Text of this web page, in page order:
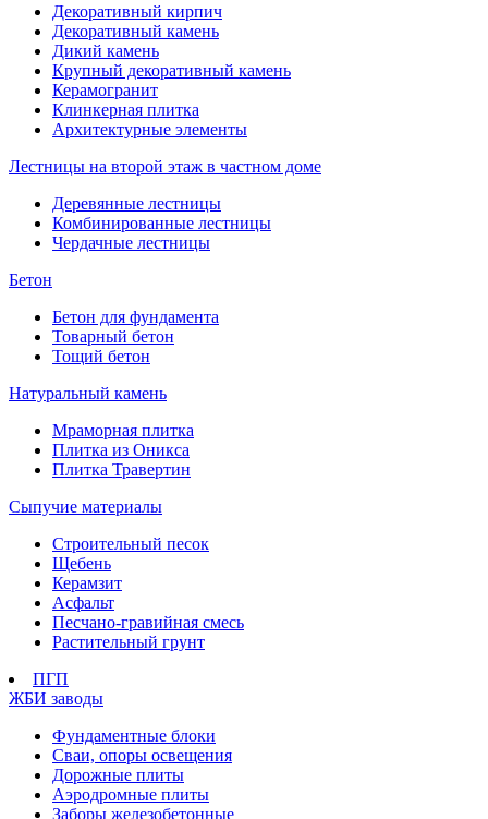
Декоративный кирпич
Декоративный камень
Дикий камень
Крупный декоративный камень
Керамогранит
Клинкерная плитка
Архитектурные элементы
Лестницы на второй этаж в частном доме
Деревянные лестницы
Комбинированные лестницы
Чердачные лестницы
Бетон
Бетон для фундамента
Товарный бетон
Тощий бетон
Натуральный камень
Мраморная плитка
Плитка из Оникса
Плитка Травертин
Сыпучие материалы
Строительный песок
Щебень
Керамзит
Асфальт
Песчано-гравийная смесь
Растительный грунт
ПГП
ЖБИ заводы
Фундаментные блоки
Сваи, опоры освещения
Дорожные плиты
Аэродромные плиты
Заборы железобетонные